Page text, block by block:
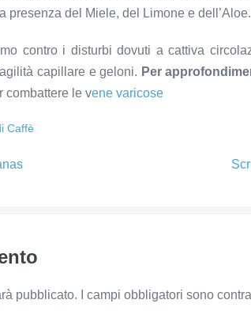
presenza del Miele, del Limone e dell’Aloe.
contro i disturbi dovuti a cattiva
capillare e geloni. Per
combattere le vene varicose
Caffè
pubblicato. I campi obbligatori sono